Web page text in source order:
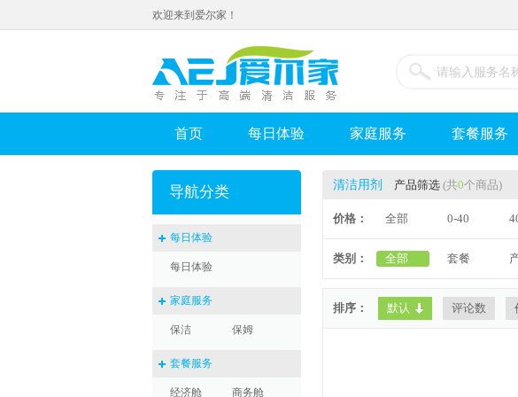
欢迎来到爱尔家！
首页 每日体验 家庭服务 套餐服务
导航分类
每日体验
每日体验
家庭服务
保洁 保姆
套餐服务
经济舱 商务舱
清洁用剂 产品筛选 (共0个商品)
价格： 全部 0-40
类别： 全部 套餐
排序： 默认 评论数